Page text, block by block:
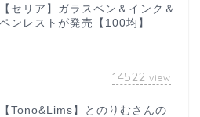
【セリア】ガラスペン＆インク＆
ペンレストが発売【100均】
14522 view
【Tono&Lims】とのりむさんの